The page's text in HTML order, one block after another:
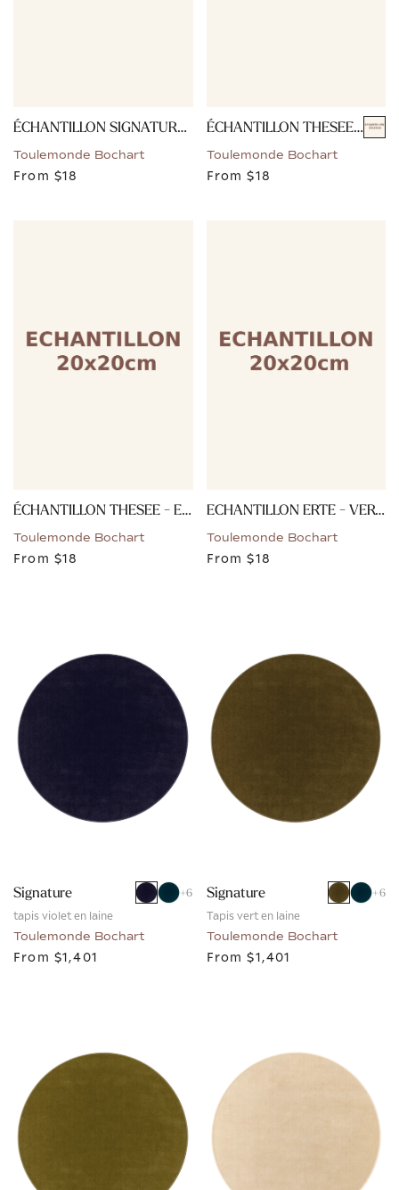
ÉCHANTILLON SIGNATURE - OCRE
Toulemonde Bochart
From $18
ÉCHANTILLON THESEE - ECRU BLEU
Toulemonde Bochart
From $18
ÉCHANTILLON THESEE - ECRU BEIGE
Toulemonde Bochart
From $18
ECHANTILLON ERTE - VERT DE GRIS
Toulemonde Bochart
From $18
Signature +6
tapis violet en laine
Toulemonde Bochart
From $1,401
Signature +6
Tapis vert en laine
Toulemonde Bochart
From $1,401